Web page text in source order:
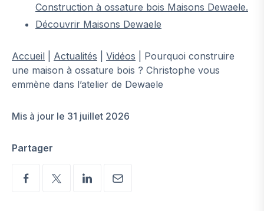
Construction à ossature bois Maisons Dewaele.
Découvrir Maisons Dewaele
Accueil Actualités Vidéos
Pourquoi construire
une maison à ossature bois ? Christophe vous
emmène dans l’atelier de Dewaele
Mis à jour le 31 juillet 2026
Partager